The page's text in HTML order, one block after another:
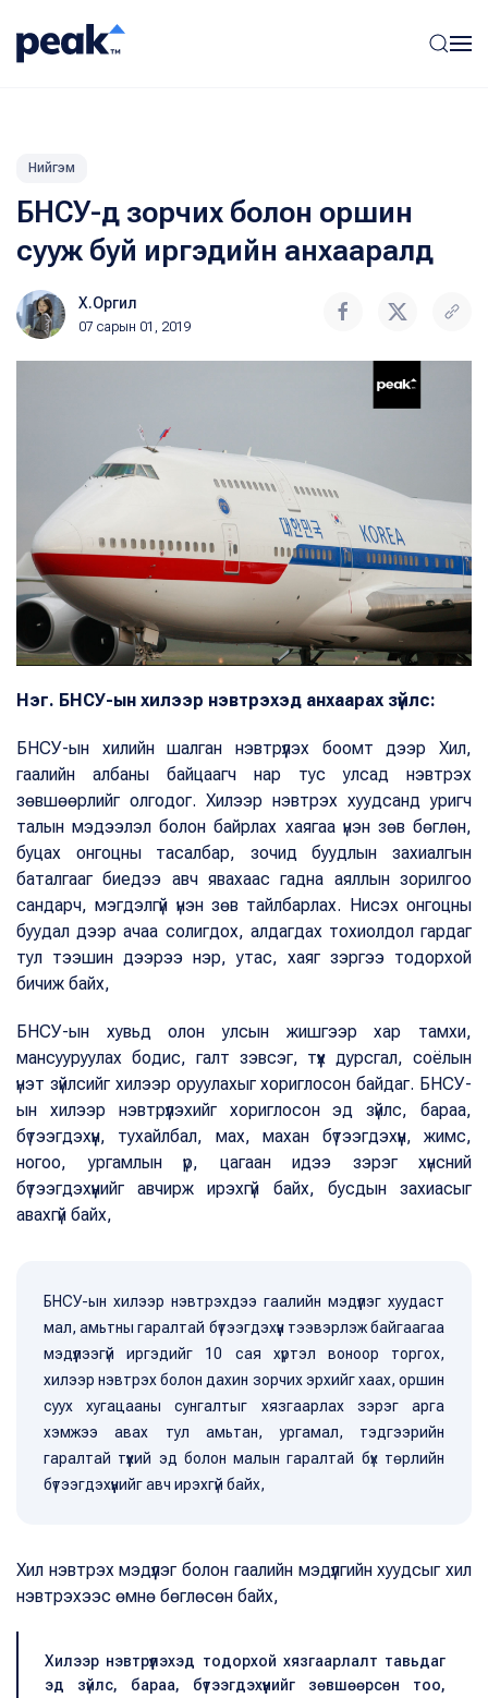
Нийгэм
БНСУ-д зорчих болон оршин
сууж буй иргэдийн анхааралд
Х.Оргил
07 сарын 01, 2019
Нэг. БНСУ-ын хилээр нэвтрэхэд анхаарах зүйлс:
БНСУ-ын хилийн шалган нэвтрүүлэх боомт дээр Хил,
гаалийн албаны байцаагч нар тус улсад нэвтрэх
зөвшөөрлийг олгодог. Хилээр нэвтрэх хуудсанд уригч
талын мэдээлэл болон байрлах хаягаа үнэн зөв бөглөн,
буцах онгоцны тасалбар, зочид буудлын захиалгын
баталгааг биедээ авч явахаас гадна аяллын зорилгоо
сандарч, мэгдэлгүй үнэн зөв тайлбарлах. Нисэх онгоцны
буудал дээр ачаа солигдох, алдагдах тохиолдол гардаг
тул тээшин дээрээ нэр, утас, хаяг зэргээ тодорхой
бичиж байх,
БНСУ-ын хувьд олон улсын жишгээр хар тамхи,
мансууруулах бодис, галт зэвсэг, түүх дурсгал, соёлын
үнэт зүйлсийг хилээр оруулахыг хориглосон байдаг. БНСУ-
ын хилээр нэвтрүүлэхийг хориглосон эд зүйлс, бараа,
бүтээгдэхүүн, тухайлбал, мах, махан бүтээгдэхүүн, жимс,
ногоо, ургамлын үр, цагаан идээ зэрэг хүнсний
бүтээгдэхүүнийг авчирж ирэхгүй байх, бусдын захиасыг
авахгүй байх,
БНСУ-ын хилээр нэвтрэхдээ гаалийн мэдүүлэг хуудаст
мал, амьтны гаралтай бүтээгдэхүүн тээвэрлэж байгаагаа
мэдүүлээгүй иргэдийг 10 сая хүртэл воноор торгох,
хилээр нэвтрэх болон дахин зорчих эрхийг хаах, оршин
суух хугацааны сунгалтыг хязгаарлах зэрэг арга
хэмжээ авах тул амьтан, ургамал, тэдгээрийн
гаралтай түүхий эд болон малын гаралтай бүх төрлийн
бүтээгдэхүүнийг авч ирэхгүй байх,
Хил нэвтрэх мэдүүлэг болон гаалийн мэдүүлгийн хуудсыг хил
нэвтрэхээс өмнө бөглөсөн байх,
Хилээр нэвтрүүлэхэд тодорхой хязгаарлалт тавьдаг
эд зүйлс, бараа, бүтээгдэхүүнийг зөвшөөрсөн тоо,